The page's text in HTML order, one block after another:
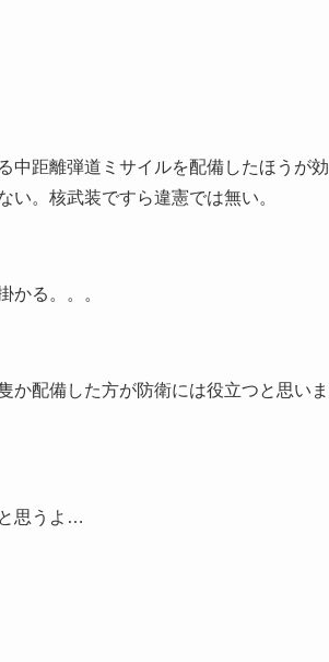
中距離弾道ミサイルを配備したほうが
い。核武装ですら違憲では無い。
かる。。。
か配備した方が防衛には役立つと思いま
思うよ…